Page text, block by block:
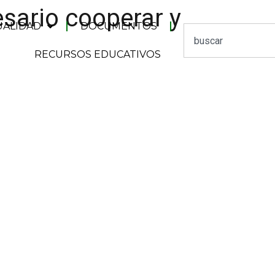
DOCUMENTOS
RECURSOS EDUCATIVOS
cooperar y